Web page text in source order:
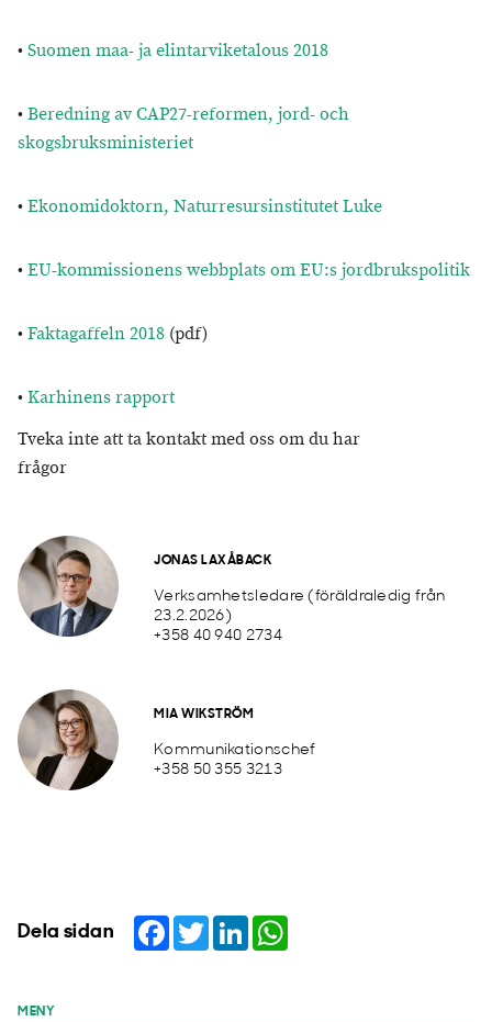
•Suomen maa- ja elintarviketalous 2018
•Beredning av CAP27-reformen, jord- och
skogsbruksministeriet
•Ekonomidoktorn, Naturresursinstitutet Luke
•EU-kommissionens webbplats om EU:s jordbrukspolitik
•Faktagaffeln 2018 (pdf)
•Karhinens rapport
Tveka inte att ta kontakt med oss om du har
frågor
JONAS LAXÅBACK
Verksamhetsledare (föräldraledig från
23.2.2026)
+358 40 940 2734
MIA WIKSTRÖM
Kommunikationschef
+358 50 355 3213
Dela sidan Facebook
TwitterLinkedIn
MENY